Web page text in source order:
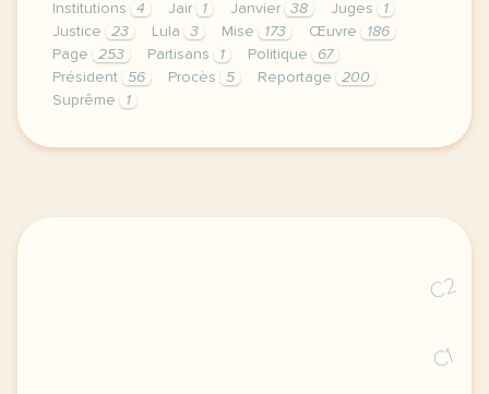
Institutions
4 Jair 1 Janvier 38 Juges
1
Justice
23 Lula 3 Mise 173 Œuvre
186
Page
253 Partisans 1 Politique
67
Président
56 Procès 5 Reportage
200
Suprême
1
le respect de votre vie privee est une priorite
C2
C1